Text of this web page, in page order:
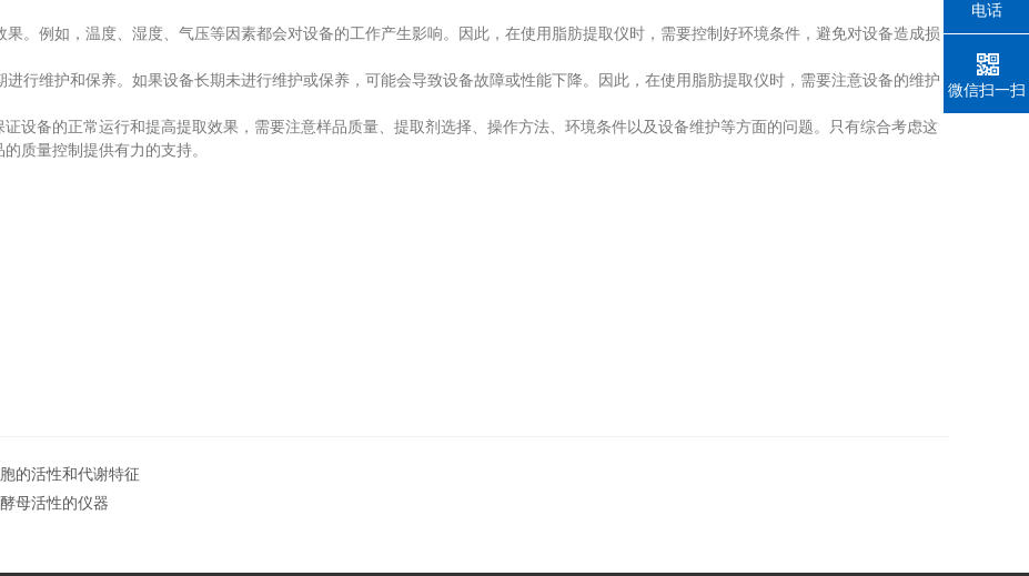
例如，温度、湿度、气压等因素都会对设备的工作产生影响。因此，在使用脂肪提取仪时，需要控制好环境条件，避免对设备造成损
维护和保养。如果设备长期未进行维护或保养，可能会导致设备故障或性能下降。因此，在使用脂肪提取仪时，需要注意设备的维护
备的正常运行和提高提取效果，需要注意样品质量、提取剂选择、操作方法、环境条件以及设备维护等方面的问题。只有综合考虑这
质量控制提供有力的支持。
的活性和代谢特征
母活性的仪器
电话
微信扫一扫